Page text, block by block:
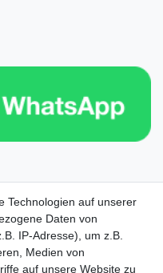
Technologien auf unserer
Daten von
IP-Adresse), um z.B.
Medien von
auf unsere Website zu